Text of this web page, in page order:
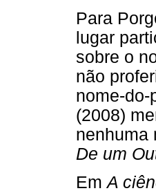
Para
lugar
sobre o
não
nome-do-
(2008)
nenhuma
De um
EmA